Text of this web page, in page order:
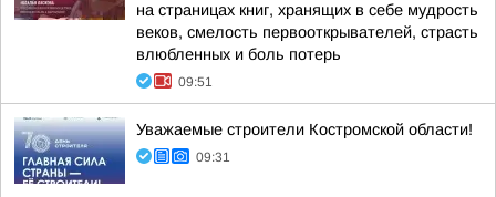
на страницах книг, хранящих в себе мудрость
веков, смелость первооткрывателей, страсть
влюбленных и боль потерь
09:51
Уважаемые строители Костромской области!
09:31